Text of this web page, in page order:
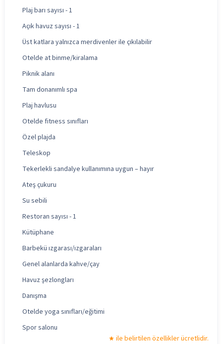
Plaj barı sayısı - 1
Açık havuz sayısı - 1
Üst katlara yalnızca merdivenler ile çıkılabilir
Otelde at binme/kiralama
Piknik alanı
Tam donanımlı spa
Plaj havlusu
Otelde fitness sınıfları
Özel plajda
Teleskop
Tekerlekli sandalye kullanımına uygun – hayır
Ateş çukuru
Su sebili
Restoran sayısı - 1
Kütüphane
Barbekü ızgarası/ızgaraları
Genel alanlarda kahve/çay
Havuz şezlongları
Danışma
Otelde yoga sınıfları/eğitimi
Spor salonu
ile belirtilen özellikler ücretlidir.